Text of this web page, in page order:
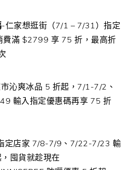
-仁家想逛街（7/1 – 7/31）指定
費滿 $2799 享 75 折，最高折
沁爽冰品 5 折起，7/1-7/2、
輸入指定優惠碼再享 75 折
定店家 7/8-7/9、7/22-7/23 輸
囤貨就趁現在